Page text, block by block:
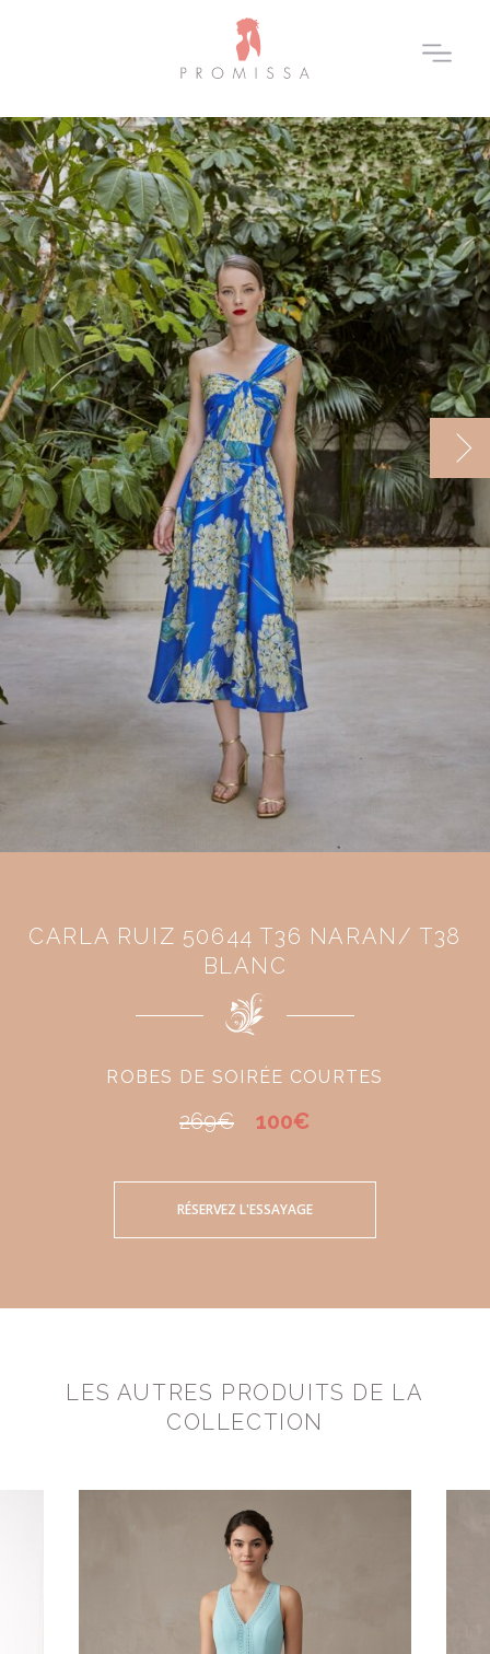
CARLA RUIZ 50644 T36 NARAN/ T38
BLANC
ROBES DE SOIRÉE COURTES
269€ 100€
RÉSERVEZ L'ESSAYAGE
LES AUTRES PRODUITS DE LA
COLLECTION